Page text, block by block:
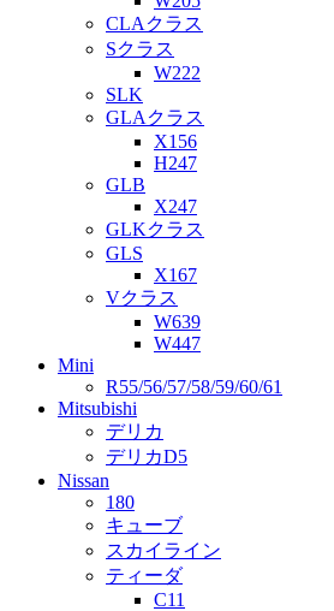
CLAクラス
Sクラス
W222
SLK
GLAクラス
X156
H247
GLB
X247
GLKクラス
GLS
X167
Vクラス
W639
W447
Mini
R55/56/57/58/59/60/61
Mitsubishi
デリカ
デリカD5
Nissan
180
キューブ
スカイライン
ティーダ
C11